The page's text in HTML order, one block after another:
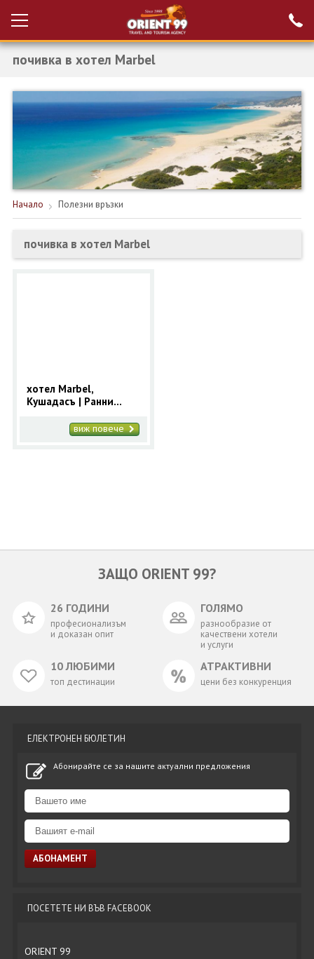
Вход за агенти
РАННИ ЗАПИСВАНИЯ ТУРЦИЯ
НОВА ГОДИНА ТУРЦИЯ
НОВА ГОДИНА
ПОЧИВКИ
КРУИЗИ
ЕКЗОТИКА
0700 144 34
почивка в хотел Marbel
Начало Полезни връзки
почивка в хотел Marbel
хотел Marbel,
Кушадасъ | Ранни
Кушадасъ с 9 нощувки
виж повече
ЗАЩО ORIENT 99?
26 ГОДИНИ
професионализъм
и доказан опит
ГОЛЯМО
разнообразие от
качествени хотели
и услуги
10 ЛЮБИМИ
топ дестинации
АТРАКТИВНИ
цени без конкуренция
ЕЛЕКТРОНЕН БЮЛЕТИН
Абонирайте се за нашите актуални предложения
ПОСЕТЕТЕ НИ ВЪВ FACEBOOK
ORIENT 99